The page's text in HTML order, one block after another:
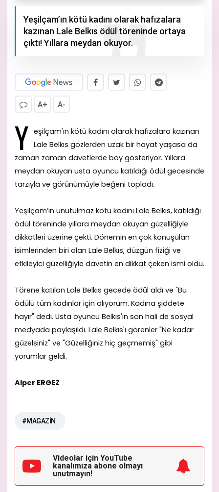
Yeşilçam’ın kötü kadını olarak hafızalara
kazınan Lale Belkıs ödül töreninde ortaya
çıktı! Yıllara meydan okuyor.
A+ A-
Y eşilçam'ın kötü kadını olarak hafızalara kazınan
Lale Belkıs gözlerden uzak bir hayat yaşasa da
zaman zaman davetlerde boy gösteriyor. Yıllara
meydan okuyan usta oyuncu katıldığı ödül gecesinde
tarzıyla ve görünümüyle beğeni topladı.
Yeşilçam’ın unutulmaz kötü kadını Lale Belkıs, katıldığı
ödül töreninde yıllara meydan okuyan güzelliğiyle
dikkatleri üzerine çekti. Dönemin en çok konuşulan
isimlerinden biri olan Lale Belkıs, düzgün fiziği ve
etkileyici güzelliğiyle davetin en dikkat çeken ismi oldu.
Törene katılan Lale Belkıs gecede ödül aldı ve "Bu
ödülü tüm kadınlar için alıyorum. Kadına şiddete
hayır" dedi. Usta oyuncu Belkıs'ın son hali de sosyal
medyada paylaşıldı. Lale Belkıs'ı görenler "Ne kadar
güzelsiniz" ve "Güzelliğiniz hiç geçmemiş" gibi
yorumlar geldi.
Alper ERGEZ
#MAGAZİN
Videolar için YouTube
kanalımıza abone olmayı
unutmayın!